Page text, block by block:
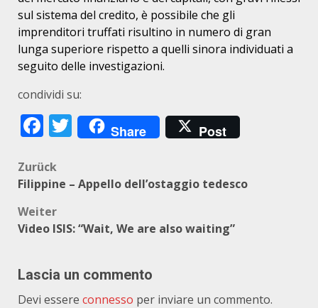
sul sistema del credito, è possibile che gli
imprenditori truffati risultino in numero di gran
lunga superiore rispetto a quelli sinora individuati a
seguito delle investigazioni.
condividi su:
Facebook
Twitter
Share Post
Beitragsnavigation
Zurück
Filippine – Appello dell’ostaggio tedesco
Weiter
Video ISIS: “Wait, We are also waiting”
Lascia un commento
Devi essere connesso per inviare un commento.